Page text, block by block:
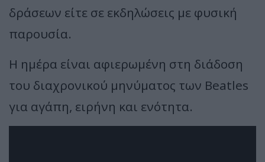
δράσεων είτε σε εκδηλώσεις με φυσική
παρουσία.
Η ημέρα είναι αφιερωμένη στη διάδοση
του διαχρονικού μηνύματος των Beatles
για αγάπη, ειρήνη και ενότητα.